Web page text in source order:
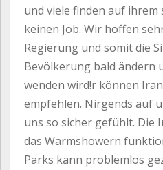
und viele finden auf
keinen Job. Wir hoffen
Regierung und somit die
Bevölkerung bald ändern
wenden wird!r können
empfehlen. Nirgends auf
uns so sicher gefühlt. Die
das Warmshowern
Parks kann problemlos